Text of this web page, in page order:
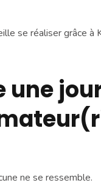
se réaliser grâce à
ne se ressemble.